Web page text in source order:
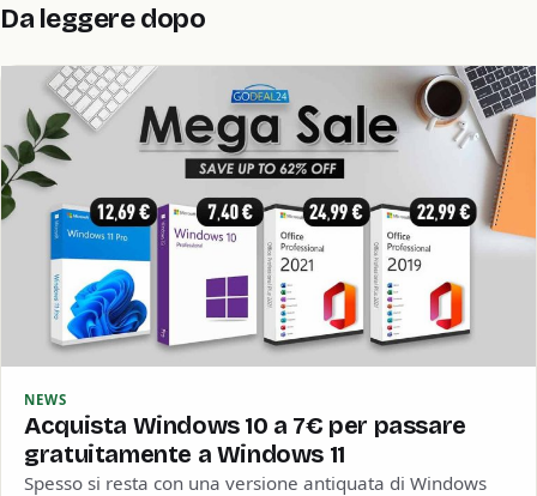
Da leggere dopo
NEWS
Acquista Windows 10 a 7€ per passare
gratuitamente a Windows 11
Spesso si resta con una versione antiquata di Windows